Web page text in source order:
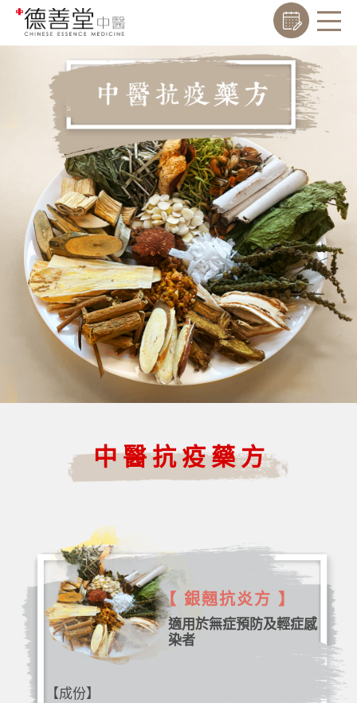
中醫抗疫藥方
【 銀翹抗炎方 】
適用於無症預防及輕症感
染者
【成份】